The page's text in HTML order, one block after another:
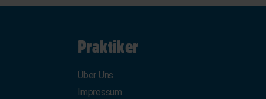
Praktiker
Über Uns
Impressum